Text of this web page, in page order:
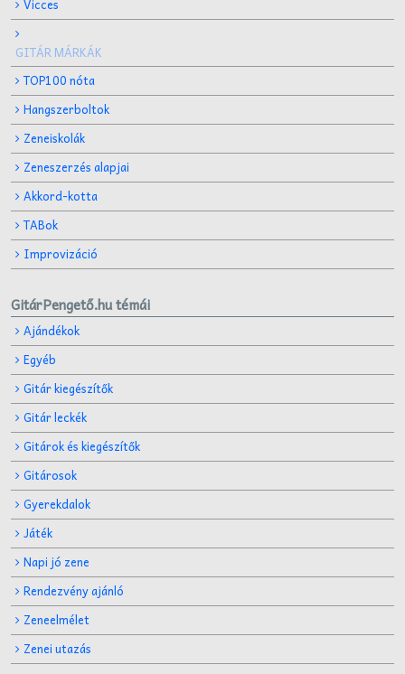
Vicces
GITÁR MÁRKÁK
TOP100 nóta
Hangszerboltok
Zeneiskolák
Zeneszerzés alapjai
Akkord-kotta
TABok
Improvizáció
GitárPengető.hu témái
Ajándékok
Egyéb
Gitár kiegészítők
Gitár leckék
Gitárok és kiegészítők
Gitárosok
Gyerekdalok
Játék
Napi jó zene
Rendezvény ajánló
Zeneelmélet
Zenei utazás